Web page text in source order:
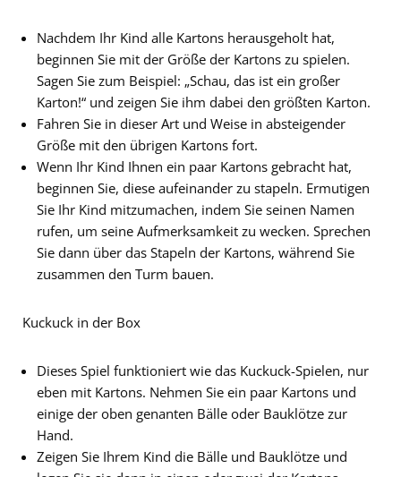
Nachdem Ihr Kind alle Kartons herausgeholt hat,
beginnen Sie mit der Größe der Kartons zu spielen.
Sagen Sie zum Beispiel: „Schau, das ist ein großer
Karton!“ und zeigen Sie ihm dabei den größten Karton.
Fahren Sie in dieser Art und Weise in absteigender
Größe mit den übrigen Kartons fort.
Wenn Ihr Kind Ihnen ein paar Kartons gebracht hat,
beginnen Sie, diese aufeinander zu stapeln. Ermutigen
Sie Ihr Kind mitzumachen, indem Sie seinen Namen
rufen, um seine Aufmerksamkeit zu wecken. Sprechen
Sie dann über das Stapeln der Kartons, während Sie
zusammen den Turm bauen.
Kuckuck in der Box
Dieses Spiel funktioniert wie das Kuckuck-Spielen, nur
eben mit Kartons. Nehmen Sie ein paar Kartons und
einige der oben genanten Bälle oder Bauklötze zur
Hand.
Zeigen Sie Ihrem Kind die Bälle und Bauklötze und